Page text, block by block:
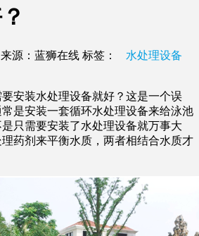
来源：蓝狮在线 标签：
水处理设备
装水处理设备就好？这是一个误
是安装一套循环水处理设备来给泳池
只需要安装了水处理设备就万事大
药剂来平衡水质，两者相结合水质才